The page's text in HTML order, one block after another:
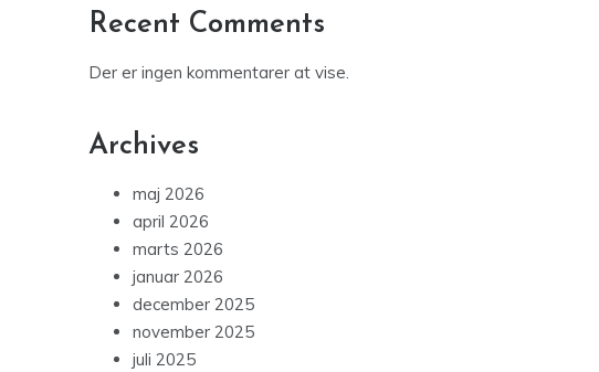
Recent Comments
Der er ingen kommentarer at vise.
Archives
maj 2026
april 2026
marts 2026
januar 2026
december 2025
november 2025
juli 2025